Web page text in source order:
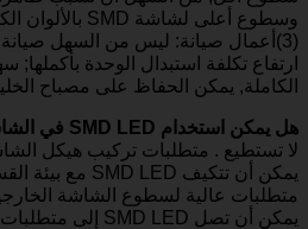
وسطوع أعلى لشاشة SMD بالألوان الكاملة.
(3)أعمال صيانة: ليس من السهل صيانة
الكاملة, يمكن الحفاظ على مصباح
هل يمكن استخدام SMD LED في الشاشة الخارجية ? لماذا ا ?
لا تستطيع . متطلبات تركيب هيكل
يمكن أن تتكيف SMD LED مع بيئة القسوة الخارجية
متطلبات عالية لسطوع الشاشة
يمكن أن تصل SMD LED إلى متطلبات السطوع للشاشة الخارجية